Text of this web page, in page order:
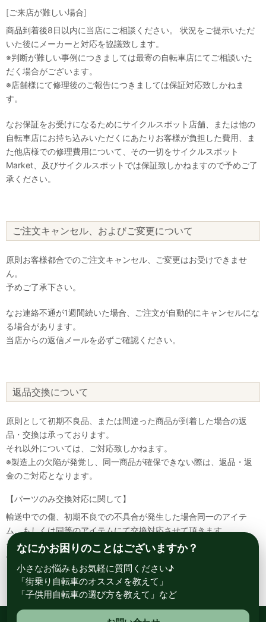
[ご来店が難しい場合]
商品到着後8日以内に当店にご相談ください。 状況をご提示いただ
いた後にメーカーと対応を協議致します。
※判断が難しい事例につきましては最寄の自転車店にてご相談いた
だく場合がございます。
※店舗様にて修理後のご報告につきましては保証対応致しかねま
す。
なお保証をお受けになるためにサイクルスポット店舗、または他の
自転車店にお持ち込みいただくにあたりお客様が負担した費用、ま
た他店様での修理費用について、その一切をサイクルスポット
Market、及びサイクルスポットでは保証致しかねますので予めご了
承ください。
ご注文キャンセル、およびご変更について
原則お客様都合でのご注文キャンセル、ご変更はお受けできませ
ん。
予めご了承下さい。
なお連絡不通が1週間続いた場合、ご注文が自動的にキャンセルにな
る場合があります。
当店からの返信メールを必ずご確認ください。
返品交換について
原則として初期不良品、または間違った商品が到着した場合の返
品・交換は承っております。
それ以外については、ご対応致しかねます。
※製造上の欠陥が発覚し、同一商品が確保できない際は、返品・返
金のご対応となります。
【パーツのみ交換対応に関して】
輸送中での傷、初期不良での不具合が発生した場合同一のアイテ
ム、もしくは同等のアイテムにて交換対応させて頂きます。
その場合該当部品を着払いにて返送して頂く必要が御座いますので
予めご了承ください。
なにかお困りのことはございますか？
小さなお悩みもお気軽に質問ください♪
「街乗り自転車のオススメを教えて」
「子供用自転車の選び方を教えて」など